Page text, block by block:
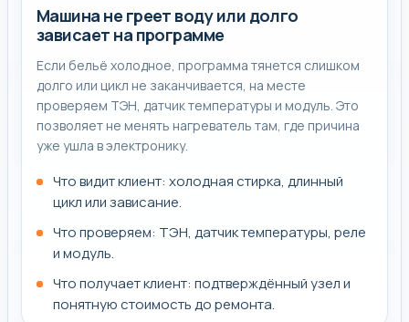
Машина не греет воду или долго
зависает на программе
Если бельё холодное, программа тянется слишком
долго или цикл не заканчивается, на месте
проверяем ТЭН, датчик температуры и модуль. Это
позволяет не менять нагреватель там, где причина
уже ушла в электронику.
Что видит клиент: холодная стирка, длинный
цикл или зависание.
Что проверяем: ТЭН, датчик температуры, реле
и модуль.
Что получает клиент: подтверждённый узел и
понятную стоимость до ремонта.